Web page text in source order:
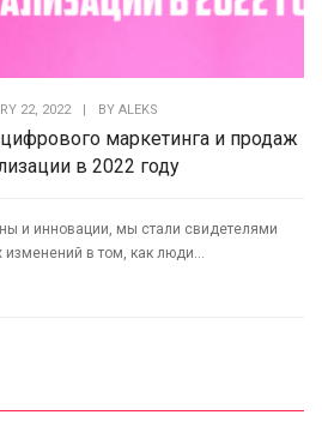
22, 2022 BY ALEKS
маркетинга и продаж
в 2022 году
и инновации, мы стали свидетелями
изменений в том, как люди...